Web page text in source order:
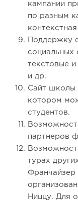
кампании
по разным
Поддержку
социальных
текстовые
и др.
Сайт школы
котором
студентов.
партнеров
турах
Франчайзер
Ниццу. Для